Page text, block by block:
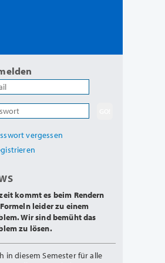
vergessen
kommt es beim Rendern
leider zu einem
Wir sind bemüht das
zu lösen.
in diesem Semester für alle